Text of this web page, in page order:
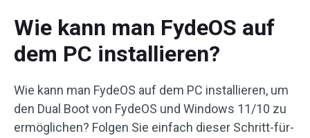
Wie kann man FydeOS auf
dem PC installieren?
Wie kann man FydeOS auf dem PC installieren, um
den Dual Boot von FydeOS und Windows 11/10 zu
ermöglichen? Folgen Sie einfach dieser Schritt-für-